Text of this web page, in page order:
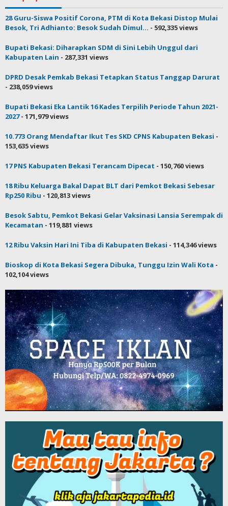
28 Guru-Siswa Positif Corona, PTM di Kota Bekasi Distop Mulai
Besok, Tri Adhianto: Besok Sudah Dimul... - 592,335 views
Bupati Bekasi: Diharapkan SDM di Sini Lebih Unggul dari
Kabupaten Lain - 287,331 views
DPRD Desak Pemkab Bekasi Tetapkan Status Tanggap Darurat
- 238,059 views
Bupati Bekasi Eka Lantik 16 Kades Terpilih Periode Tahun 2021-
2027- 171,979 views
10.773 Orang Mendaftar Ikut Tes SKD CPNS Kabupaten Bekasi -
153,635 views
17 PNS Kabupaten Bekasi Terancam Dipecat - 150,760 views
18 Ribu Keluarga Bakal Dapat BLT dari Pemkot Bekasi Sebesar
Rp250 Ribu - 120,813 views
Besok Sabtu, Pemkot Bekasi Gelar Vaksinasi Lansia Serempak di
Kecamatan - 119,881 views
12 Ribu Vaksin Hari Ini Tiba di Kabupaten Bekasi - 114,346 views
Bioskop di Kota Bekasi Segera Dibuka, Tunggu Izin Wali Kota -
102,104 views